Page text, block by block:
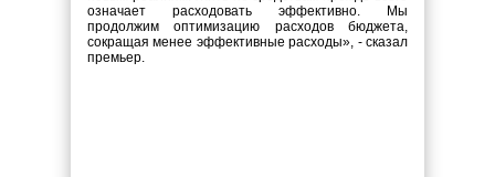
означает расходовать эффективно. Мы
продолжим оптимизацию расходов бюджета,
сокращая менее эффективные расходы», - сказал
премьер.